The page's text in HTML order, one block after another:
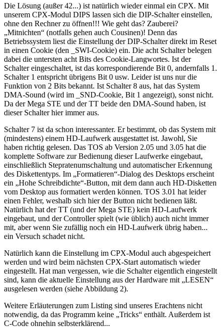
Die Lösung (außer 42...) ist natürlich wieder einmal ein CPX. Mit
unserem CPX-Modul DIPS lassen sich die DIP-Schalter einstellen,
ohne den Rechner zu öffnen!!! Wie geht das? Zauberei?
„Mitnichten“ (notfalls gehen auch Cousinen)! Denn das
Betriebssystem liest die Einstellung der DIP-Schalter direkt im Reset
in einen Cookie (den _SWI-Cookie) ein. Die acht Schalter belegen
dabei die untersten acht Bits des Cookie-Langwortes. Ist der
Schalter eingeschaltet, ist das korrespondierende Bit 0, andernfalls 1.
Schalter 1 entspricht übrigens Bit 0 usw. Leider ist uns nur die
Funktion von 2 Bits bekannt. Ist Schalter 8 aus, hat das System
DMA-Sound (wird im _SND-Cookie, Bit 1 angezeigt), sonst nicht.
Da der Mega STE und der TT beide den DMA-Sound haben, ist
dieser Schalter hier immer aus.
Schalter 7 ist da schon interessanter. Er bestimmt, ob das System mit
(mindestens) einem HD-Laufwerk ausgestattet ist. Jawohl, Sie
haben richtig gelesen. Das TOS ab Version 2.05 und 3.05 hat die
komplette Software zur Bedienung dieser Laufwerke eingebaut,
einschließlich Stepratenumschaltung und automatischer Erkennung
des Diskettentyps. Im „Formatieren“-Dialog des Desktops erscheint
ein „Hohe Schreibdichte“-Button, mit dem dann auch HD-Disketten
vom Desktop aus formatiert werden können. TOS 3.01 hat leider
einen Fehler, weshalb sich hier der Button nicht bedienen läßt.
Natürlich hat der TT (und der Mega STE) kein HD-Laufwerk
eingebaut, und der Controller spielt (wie üblich) auch nicht immer
mit, aber wenn Sie zufällig noch ein HD-Laufwerk übrig haben...
ein Versuch schadet nicht.
Natürlich kann die Einstellung im CPX-Modul auch abgespeichert
werden und wird beim nächsten CPX-Start automatisch wieder
eingestellt. Hat man vergessen, wie die Schalter eigentlich eingestellt
sind, kann die aktuelle Einstellung aus der Hardware mit „LESEN“
ausgelesen werden (siehe Abbildung 2).
Weitere Erläuterungen zum Listing sind unseres Erachtens nicht
notwendig, da das Programm keine „Tricks“ enthält. Außerdem ist
C-Code ohnehin selbsterklärend...